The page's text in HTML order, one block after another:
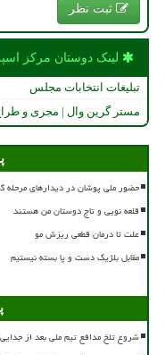
ثبت نظر
لینک دوستان مركز
تبلیغات انتخابات مجلس
مستر گرین وال | مجری و طراح
حضور ملی پوشان در دیدارهای مرحله
قلعه نویی و تاج دوستان من هستند
علت تا درمان قطعی ریزش مو
مقابل بلژیک دست و پا بسته نیستیم
شروع تلخ مدافع تیم ملی بعد از